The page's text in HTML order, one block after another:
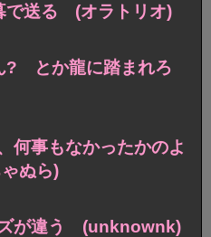
で送る (オラトリオ)
? とか龍に踏まれろ
何事もなかったかのよ
ぬら)
ズが違う (unknownk)